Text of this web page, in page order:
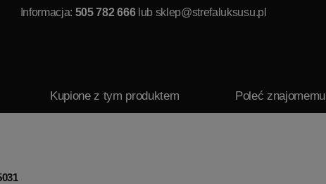
Informacja: 505 782 666lub sklep@strefaluksusu.pl
Kupione z tym produktem Poleć znajomemu